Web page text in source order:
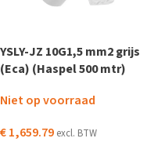
YSLY-JZ 10G1,5 mm2 grijs
(Eca) (Haspel 500 mtr)
Niet op voorraad
€1,659.79 excl. BTW